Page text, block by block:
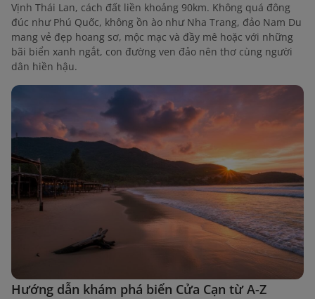
Vịnh Thái Lan, cách đất liền khoảng 90km. Không quá đông
đúc như Phú Quốc, không ồn ào như Nha Trang, đảo Nam Du
mang vẻ đẹp hoang sơ, mộc mạc và đầy mê hoặc với những
bãi biển xanh ngắt, con đường ven đảo nên thơ cùng người
dân hiền hậu.
Hướng dẫn khám phá biển Cửa Cạn từ A-Z